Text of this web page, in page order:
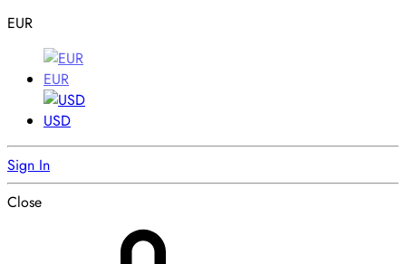
EUR
EUR
USD
Sign In
Close